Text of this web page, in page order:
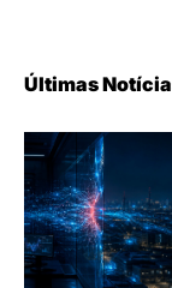
Últimas